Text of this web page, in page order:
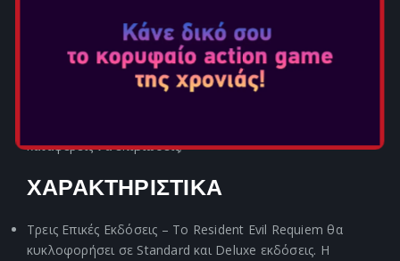
καταστροφή που συγκλόνισε τον κόσμο, συνδυάζοντας
βαθιά τρομακτικά στοιχεία ψυχολογικού τρόμου με
καταιγιστική δράση — όπως ακριβώς αγαπούν οι φαν της
καταφέρεις να επιβιώσεις;
ΧΑΡΑΚΤΗΡΙΣΤΙΚΑ
Τρεις Επικές Εκδόσεις – Το Resident Evil Requiem θα
κυκλοφορήσει σε Standard και Deluxe εκδόσεις. Η